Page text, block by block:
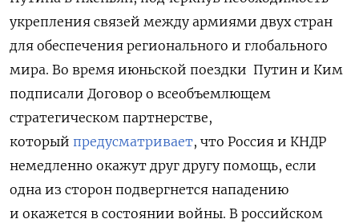
укрепления связей между армиями двух стран
для обеспечения регионального и глобального
мира. Во время июньской поездки Путин и Ким
подписали Договор о всеобъемлющем
стратегическом партнерстве,
который предусматривает, что Россия и КНДР
немедленно окажут друг другу помощь, если
одна из сторон подвергнется нападению
и окажется в состоянии войны. В российском